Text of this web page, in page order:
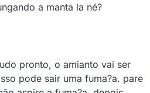
a manta la né?
pronto, o amianto vai ser
pode sair uma fuma?a. pare